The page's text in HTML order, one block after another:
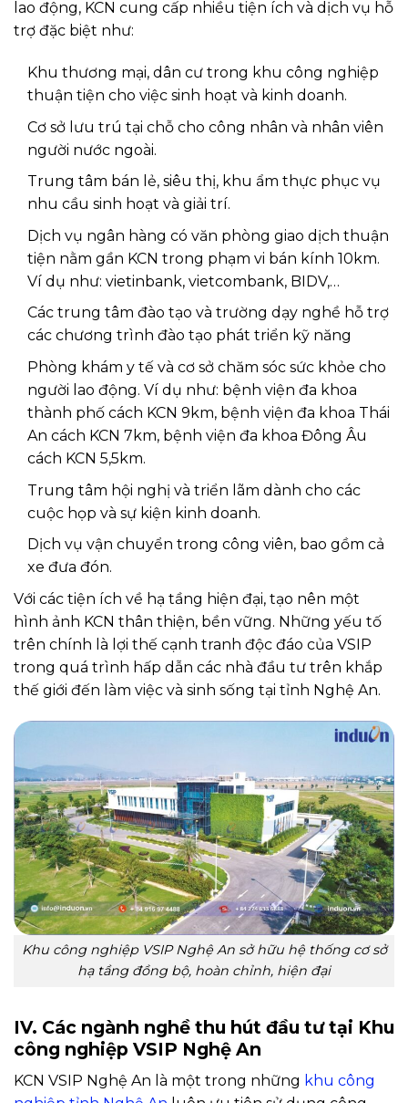
lao động, KCN cung cấp nhiều tiện ích và dịch vụ hỗ
trợ đặc biệt như:
Khu thương mại, dân cư trong khu công nghiệp
thuận tiện cho việc sinh hoạt và kinh doanh.
Cơ sở lưu trú tại chỗ cho công nhân và nhân viên
người nước ngoài.
Trung tâm bán lẻ, siêu thị, khu ẩm thực phục vụ
nhu cầu sinh hoạt và giải trí.
Dịch vụ ngân hàng có văn phòng giao dịch thuận
tiện nằm gần KCN trong phạm vi bán kính 10km.
Ví dụ như: vietinbank, vietcombank, BIDV,…
Các trung tâm đào tạo và trường dạy nghề hỗ trợ
các chương trình đào tạo phát triển kỹ năng
Phòng khám y tế và cơ sở chăm sóc sức khỏe cho
người lao động. Ví dụ như: bệnh viện đa khoa
thành phố cách KCN 9km, bệnh viện đa khoa Thái
An cách KCN 7km, bệnh viện đa khoa Đông Âu
cách KCN 5,5km.
Trung tâm hội nghị và triển lãm dành cho các
cuộc họp và sự kiện kinh doanh.
Dịch vụ vận chuyển trong công viên, bao gồm cả
xe đưa đón.
Với các tiện ích về hạ tầng hiện đại, tạo nên một
hình ảnh KCN thân thiện, bền vững. Những yếu tố
trên chính là lợi thế cạnh tranh độc đáo của VSIP
trong quá trình hấp dẫn các nhà đầu tư trên khắp
thế giới đến làm việc và sinh sống tại tỉnh Nghệ An.
Khu công nghiệp VSIP Nghệ An sở hữu hệ thống cơ sở
hạ tầng đồng bộ, hoàn chỉnh, hiện đại
IV. Các ngành nghề thu hút đầu tư tại Khu
công nghiệp VSIP Nghệ An
KCN VSIP Nghệ An là một trong những khu công